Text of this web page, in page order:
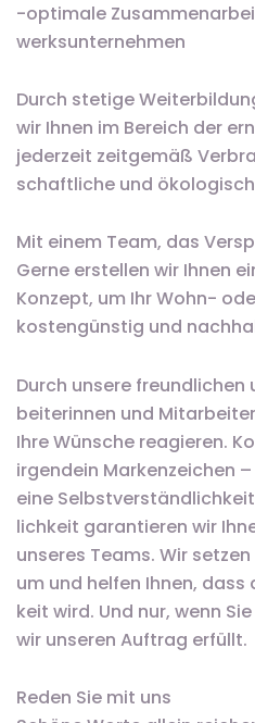
-optimale
werk­sunter­nehmen
Durch stetige
wir Ihnen im Bereich der
jederzeit zeitgemäß
schaft­liche und
Mit einem Team, das
Gerne erstellen wir Ihnen
Konzept, um Ihr Wohn-
koste­ngünstig und
Durch unsere
beite­rinnen und
Ihre Wünsche rea­gieren.
irgend­ein Marken­zeichen
eine
lich­keit garan­tieren wir
unseres Teams. Wir
um und helfen Ihnen,
keit wird. Und nur, wenn
wir unseren Auftrag erfüllt.
Reden Sie mit uns